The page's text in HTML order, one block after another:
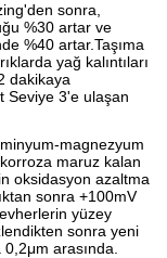
sonra,
%30 artar ve
%40 artar.Taşıma
yağ kalıntıları
dakikaya
Seviye 3'e ulaşan
magnezyum
maruz kalan
oksidasyon azaltma
sonra +100mV
yüzey
sonra yeni
arasında.